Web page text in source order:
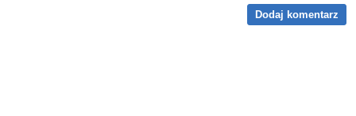
Dodaj komentarz